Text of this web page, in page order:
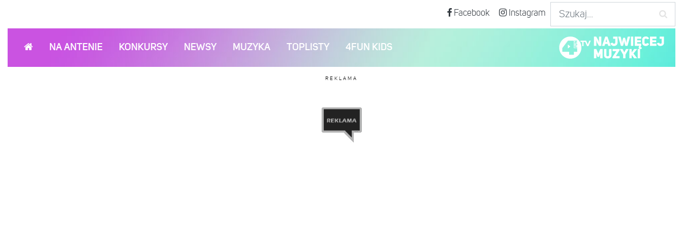
Facebook Instagram
NA ANTENIE KONKURSY NEWSY MUZYKA TOPLISTY 4FUN KIDS
REKLAMA